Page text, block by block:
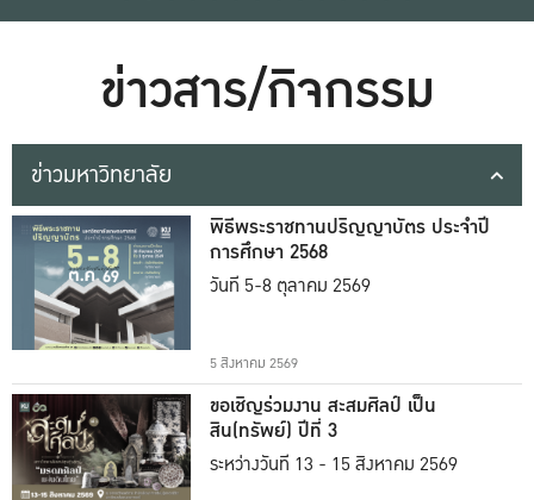
ข่าวสาร/กิจกรรม
ข่าวมหาวิทยาลัย
พิธีพระราชทานปริญญาบัตร ประจำปี
การศึกษา 2568
วันที่ 5-8 ตุลาคม 2569
5 สิงหาคม 2569
ขอเชิญร่วมงาน สะสมศิลป์ เป็น
สิน(ทรัพย์) ปีที่ 3
ระหว่างวันที่ 13 - 15 สิงหาคม 2569